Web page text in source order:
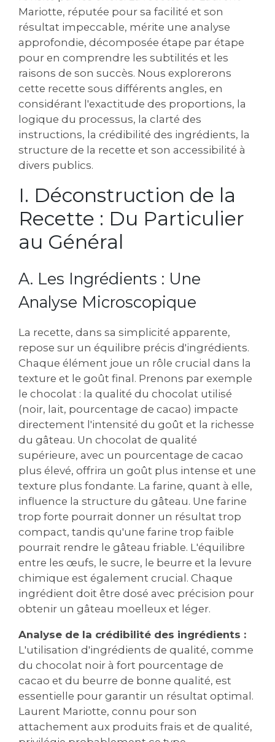
Mariotte‚ réputée pour sa facilité et son
résultat impeccable‚ mérite une analyse
approfondie‚ décomposée étape par étape
pour en comprendre les subtilités et les
raisons de son succès. Nous explorerons
cette recette sous différents angles‚ en
considérant l'exactitude des proportions‚ la
logique du processus‚ la clarté des
instructions‚ la crédibilité des ingrédients‚ la
structure de la recette et son accessibilité à
divers publics.
I. Déconstruction de la
Recette : Du Particulier
au Général
A. Les Ingrédients : Une
Analyse Microscopique
La recette‚ dans sa simplicité apparente‚
repose sur un équilibre précis d'ingrédients.
Chaque élément joue un rôle crucial dans la
texture et le goût final. Prenons par exemple
le chocolat : la qualité du chocolat utilisé
(noir‚ lait‚ pourcentage de cacao) impacte
directement l'intensité du goût et la richesse
du gâteau. Un chocolat de qualité
supérieure‚ avec un pourcentage de cacao
plus élevé‚ offrira un goût plus intense et une
texture plus fondante. La farine‚ quant à elle‚
influence la structure du gâteau. Une farine
trop forte pourrait donner un résultat trop
compact‚ tandis qu'une farine trop faible
pourrait rendre le gâteau friable. L'équilibre
entre les œufs‚ le sucre‚ le beurre et la levure
chimique est également crucial. Chaque
ingrédient doit être dosé avec précision pour
obtenir un gâteau moelleux et léger.
Analyse de la crédibilité des ingrédients :
L'utilisation d'ingrédients de qualité‚ comme
du chocolat noir à fort pourcentage de
cacao et du beurre de bonne qualité‚ est
essentielle pour garantir un résultat optimal.
Laurent Mariotte‚ connu pour son
attachement aux produits frais et de qualité‚